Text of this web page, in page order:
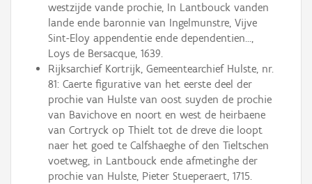
westzijde vande prochie, In Lantbouck vanden
lande ende baronnie van Ingelmunstre, Vijve
Sint-Eloy appendentie ende dependentien...,
Loys de Bersacque, 1639.
Rijksarchief Kortrijk, Gemeentearchief Hulste, nr.
81: Caerte figurative van het eerste deel der
prochie van Hulste van oost suyden de prochie
van Bavichove en noort en west de heirbaene
van Cortryck op Thielt tot de dreve die loopt
naer het goed te Calfshaeghe of den Tieltschen
voetweg, in Lantbouck ende afmetinghe der
prochie van Hulste, Pieter Stueperaert, 1715.